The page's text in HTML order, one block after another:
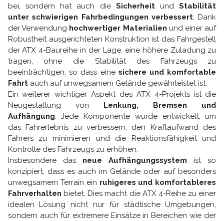
bei, sondern hat auch die SicherheitundStabilität
unter schwierigen Fahrbedingungen verbessert. Dank
der Verwendung hochwertiger Materialien und einer auf
Robustheit ausgerichteten Konstruktion ist das Fahrgestell
der ATX 4-Baureihe in der Lage, eine höhere Zuladung zu
tragen, ohne die Stabilität des Fahrzeugs zu
beeinträchtigen, so dass eine sichere und komfortable
Fahrtauch auf unwegsamem Gelände gewährleistet ist.
Ein weiterer wichtiger Aspekt des ATX 4-Projekts ist die
Neugestaltung von Lenkung, Bremsen und
Aufhängung. Jede Komponente wurde entwickelt, um
das Fahrerlebnis zu verbessern, den Kraftaufwand des
Fahrers zu minimieren und die Reaktionsfähigkeit und
Kontrolle des Fahrzeugs zu erhöhen.
Insbesondere das neue Aufhängungssystem ist so
konzipiert, dass es auch im Gelände oder auf besonders
unwegsamem Terrain ein ruhigeres und komfortableres
Fahrverhalten bietet. Dies macht die ATX 4-Reihe zu einer
idealen Lösung nicht nur für städtische Umgebungen,
sondern auch für extremere Einsätze in Bereichen wie der